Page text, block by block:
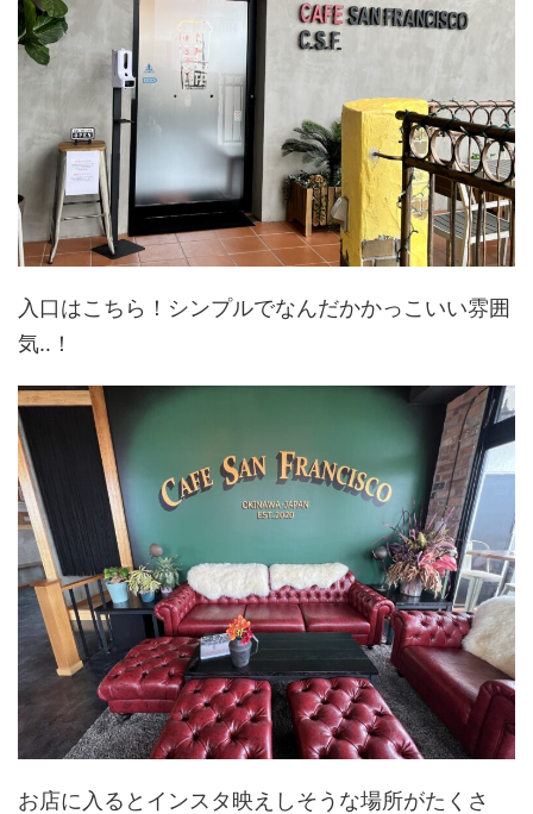
入口はこちら！シンプルでなんだかかっこいい雰囲
気‥！
お店に入るとインスタ映えしそうな場所がたくさ